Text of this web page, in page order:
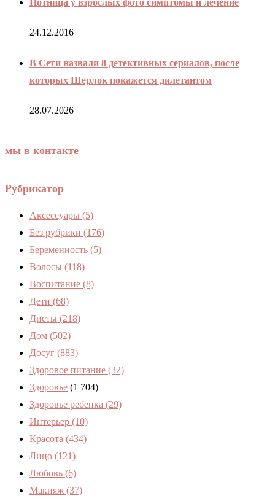
Потница у взрослых фото симптомы и лечение
24.12.2016
В Сети назвали 8 детективных сериалов, после
которых Шерлок покажется дилетантом
28.07.2026
мы в контакте
Рубрикатор
Аксессуары (5)
Без рубрики (176)
Беременность (5)
Волосы (118)
Воспитание (8)
Дети (68)
Диеты (218)
Дом (502)
Досуг (883)
Здоровое питание (32)
Здоровье (1 704)
Здоровье ребенка (29)
Интерьер (10)
Красота (434)
Лицо (121)
Любовь (6)
Макияж (37)